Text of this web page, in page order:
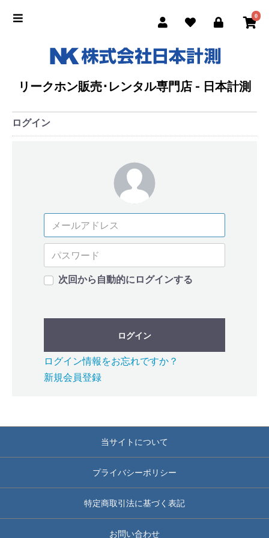
0
リークホン販売･レンタル専門店 - 日本計測
ログイン
次回から自動的にログインする
ログイン
ログイン情報をお忘れですか？
新規会員登録
当サイトについて
プライバシーポリシー
特定商取引法に基づく表記
お問い合わせ